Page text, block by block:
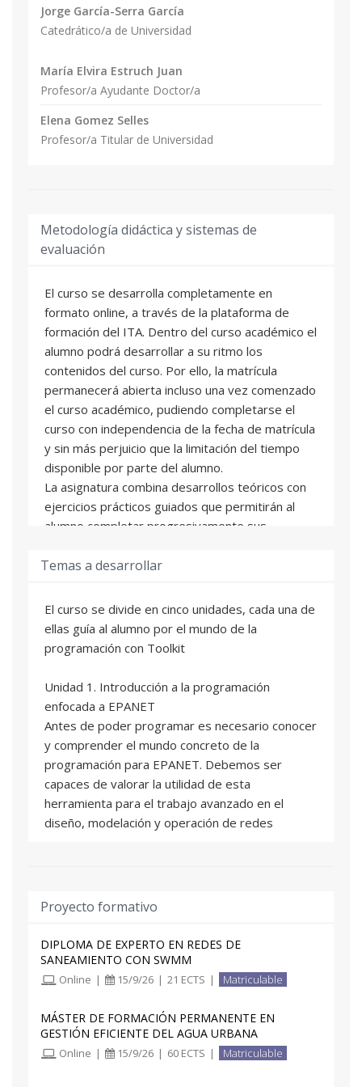
Jorge García-Serra García
Catedrático/a de Universidad
María Elvira Estruch Juan
Profesor/a Ayudante Doctor/a
Elena Gomez Selles
Profesor/a Titular de Universidad
Metodología didáctica y sistemas de
evaluación
El curso se desarrolla completamente en
formato online, a través de la plataforma de
formación del ITA. Dentro del curso académico el
alumno podrá desarrollar a su ritmo los
contenidos del curso. Por ello, la matrícula
permanecerá abierta incluso una vez comenzado
el curso académico, pudiendo completarse el
curso con independencia de la fecha de matrícula
y sin más perjuicio que la limitación del tiempo
disponible por parte del alumno.
La asignatura combina desarrollos teóricos con
ejercicios prácticos guiados que permitirán al
alumno completar progresivamente sus
por unidades didácticas. Al final de cada una de
autoevaluación online que le permitirá valorar su
grado de aprendizaje. De manera adicional a los
contenidos de cada asignatura se incluyen una
serie de ejercicios prácticos para completar la
formación del alumno.
El alumno contará con una tutorización
personalizada durante el curso académico y un
seguimiento según sus preferencias (a través de
correo electrónico, foros o atención telefónica).
La fecha límite para desarrollar los contenidos
será hasta final de julio contando el alumno hasta
la fecha de fin de curso para la entrega de
trabajos adicionales.
Temas a desarrollar
El curso se divide en cinco unidades, cada una de
ellas guía al alumno por el mundo de la
programación con Toolkit
Unidad 1. Introducción a la programación
enfocada a EPANET
Antes de poder programar es necesario conocer
y comprender el mundo concreto de la
programación para EPANET. Debemos ser
capaces de valorar la utilidad de esta
herramienta para el trabajo avanzado en el
diseño, modelación y operación de redes
En esta unidad mostraremos el funcionamiento y
las características básicas del programa Toolkit
de EPANET y desarrollaremos el primer código
Unidad 3. Empezando a programar con Toolkit
un ejemplo clásico de la programación con
Toolkit. Según vayamos avanzando en el
ejemplo, iremos desgranando el código y
Proyecto formativo
DIPLOMA DE EXPERTO EN REDES DE
SANEAMIENTO CON SWMM
Online | 15/9/26 | 21 ECTS | Matriculable
MÁSTER DE FORMACIÓN PERMANENTE EN
GESTIÓN EFICIENTE DEL AGUA URBANA
Online | 15/9/26 | 60 ECTS | Matriculable